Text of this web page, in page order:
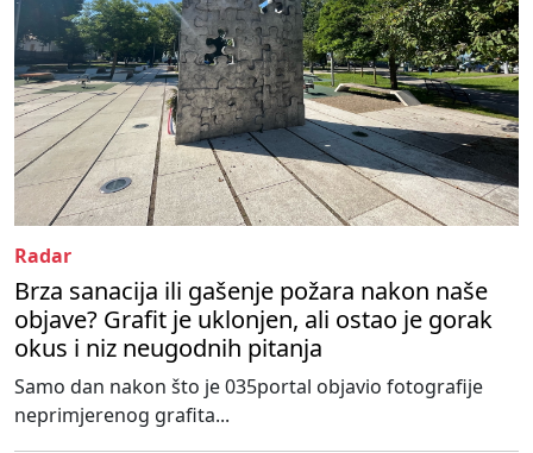
Radar
Brza sanacija ili gašenje požara nakon naše
objave? Grafit je uklonjen, ali ostao je gorak
okus i niz neugodnih pitanja
Samo dan nakon što je 035portal objavio fotografije
neprimjerenog grafita...